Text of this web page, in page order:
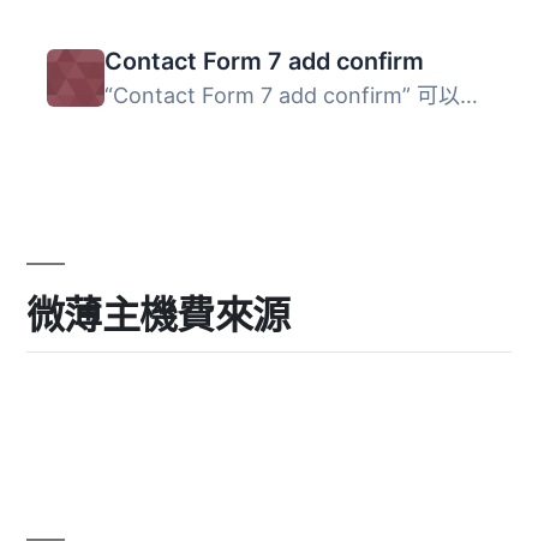
Contact Form 7 add confirm
“Contact Form 7 add confirm” 可以為 “Co...
微薄主機費來源